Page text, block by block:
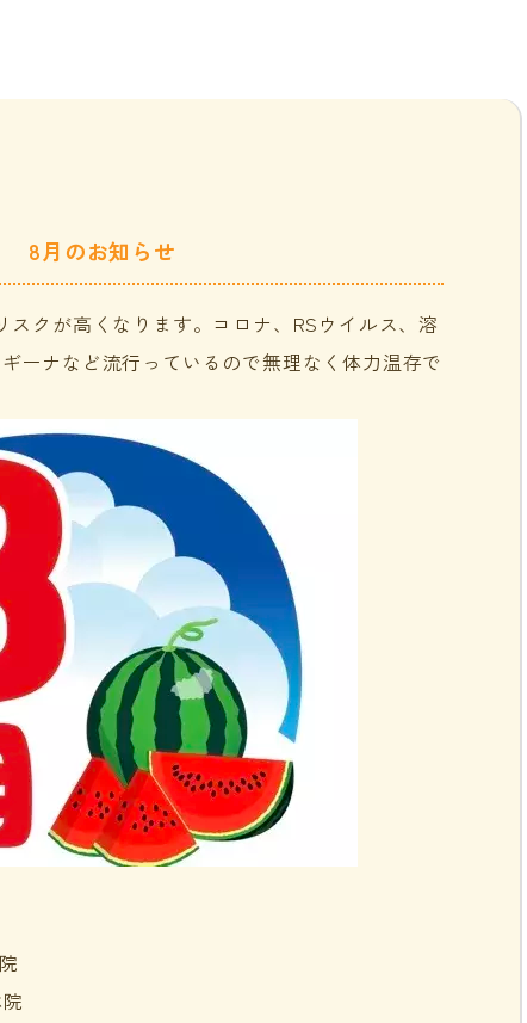
8月のお知らせ
スクが高くなります。コロナ、RSウイルス、溶
ーナなど流行っているので無理なく体力温存で